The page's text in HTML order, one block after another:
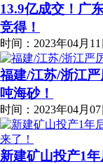
13.9亿成交！广
竞得！
时间：2023年04月
福建/江苏/浙江
吨海砂！
时间：2023年04月
新建矿山投产1